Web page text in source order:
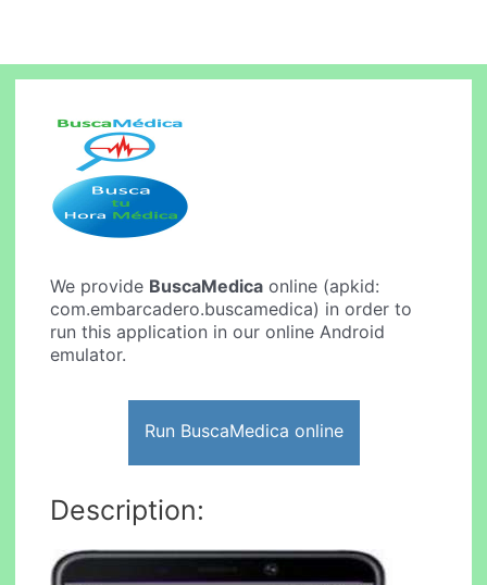
We provide BuscaMedica online (apkid:
com.embarcadero.buscamedica) in order to
run this application in our online Android
emulator.
Run BuscaMedica online
Description: